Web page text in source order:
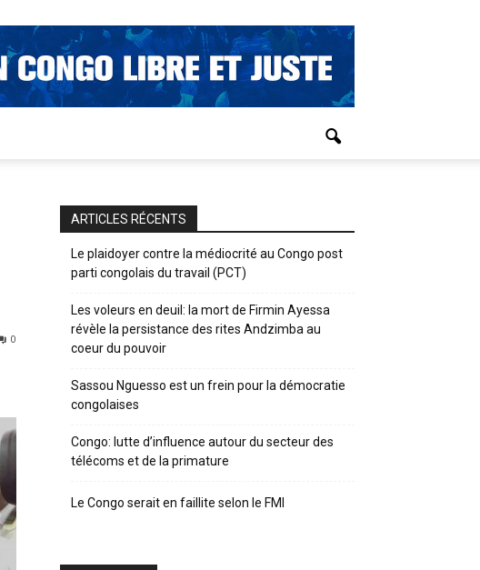
0
ARTICLES RÉCENTS
Le plaidoyer contre la médiocrité au Congo post
parti congolais du travail (PCT)
Les voleurs en deuil: la mort de Firmin Ayessa
révèle la persistance des rites Andzimba au
coeur du pouvoir
Sassou Nguesso est un frein pour la démocratie
congolaises
Congo: lutte d’influence autour du secteur des
télécoms et de la primature
Le Congo serait en faillite selon le FMI